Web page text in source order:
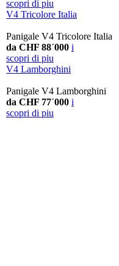
scopri di piu
V4 Tricolore Italia
Panigale V4 Tricolore Italia
da CHF 88´000 i
scopri di piu
V4 Lamborghini
Panigale V4 Lamborghini
da CHF 77´000 i
scopri di piu